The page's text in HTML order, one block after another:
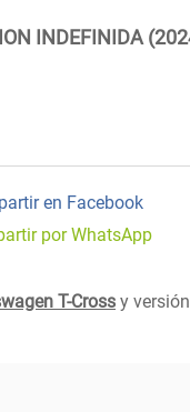
INDEFINIDA
en Facebook
por WhatsApp
T-Cross y